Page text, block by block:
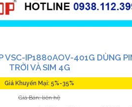
VSC-IP1880AOV-401G DÙNG
TRỜI VÀ SIM 4G
Giá Khuyến Mại: 5%-35%
Giá Bán: liên hệ